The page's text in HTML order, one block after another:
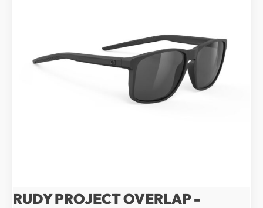
RUDY PROJECT OVERLAP -